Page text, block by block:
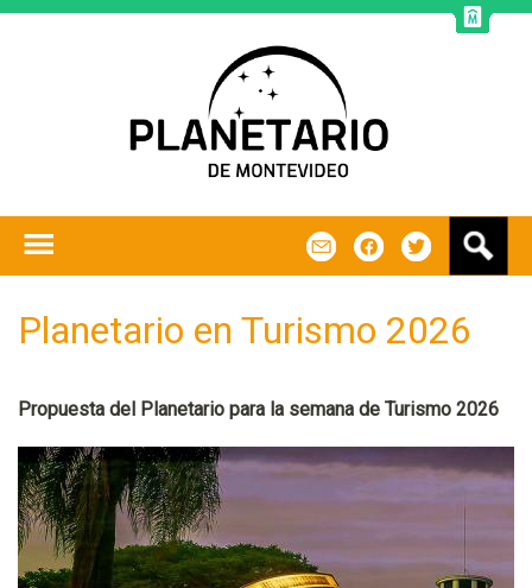
Planetario en Turismo 2026
Propuesta del Planetario para la semana de Turismo 2026
s
a